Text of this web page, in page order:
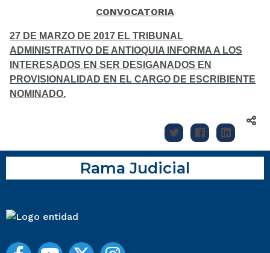
CONVOCATORIA
27 DE MARZO DE 2017 EL TRIBUNAL
ADMINISTRATIVO DE ANTIOQUIA INFORMA A LOS
INTERESADOS EN SER DESIGANADOS EN
PROVISIONALIDAD EN EL CARGO DE ESCRIBIENTE
NOMINADO.
Rama Judicial